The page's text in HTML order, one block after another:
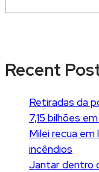
Recent
Retiradas da
7,15 bilhões
Milei recua
incêndios
Jantar dentro